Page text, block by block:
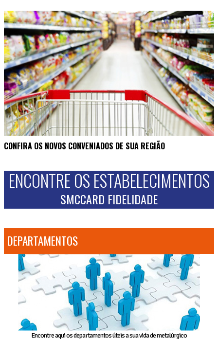
CONFIRA OS NOVOS CONVENIADOS DE SUA REGIÃO
ENCONTRE OS ESTABELECIMENTOS
SMCCARD FIDELIDADE
DEPARTAMENTOS
Encontre aqui os departamentos úteis a sua vida de metalúrgico